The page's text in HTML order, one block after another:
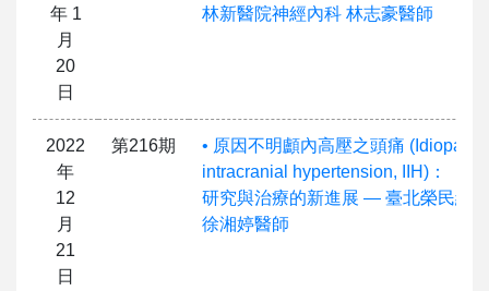
年 1
月
20
日
林新醫院神經內科 林志豪醫師
2022
年
12
月
21
日
第216期
• 原因不明顱內高壓之頭痛 (Idiopathic
intracranial hypertension, IIH)：
研究與治療的新進展 — 臺北榮民總
徐湘婷醫師